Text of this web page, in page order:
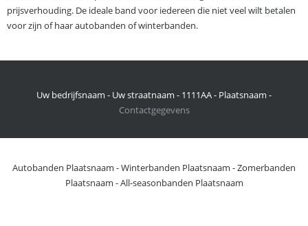
prijsverhouding. De ideale band voor iedereen die niet veel wilt betalen
voor zijn of haar autobanden of winterbanden.
Uw bedrijfsnaam - Uw straatnaam - 1111AA - Plaatsnaam -
Contactgegevens
Autobanden Plaatsnaam -Winterbanden Plaatsnaam -Zomerbanden
Plaatsnaam -All-seasonbanden Plaatsnaam